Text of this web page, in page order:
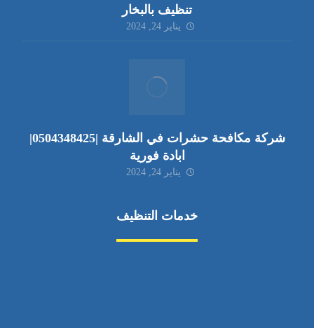
تنظيف بالبخار
يناير 24, 2024
شركة مكافحة حشرات في الشارقة |0504348425|
ابادة فورية
يناير 24, 2024
خدمات التنظيف